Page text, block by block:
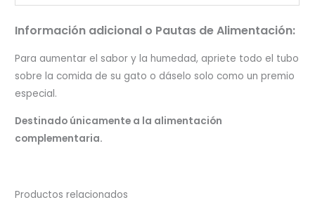
Información adicional o Pautas de Alimentación:
Para aumentar el sabor y la humedad, apriete todo el tubo
sobre la comida de su gato o dáselo solo como un premio
especial.
Destinado únicamente a la alimentación
complementaria.
Productos relacionados